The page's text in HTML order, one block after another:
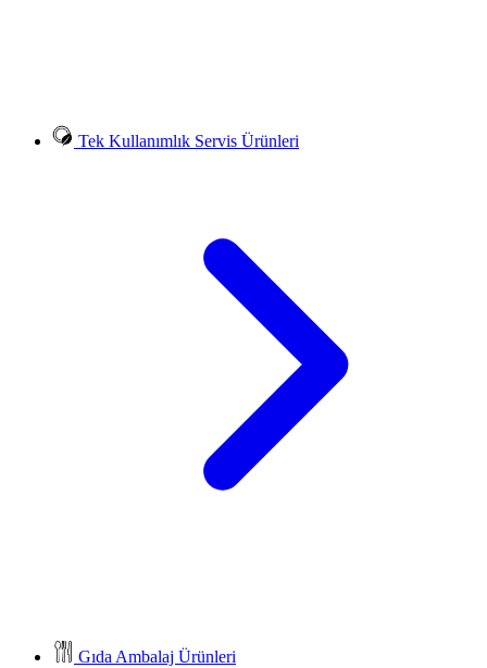
Tek Kullanımlık Servis Ürünleri
Gıda Ambalaj Ürünleri